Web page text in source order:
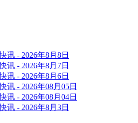
讯 - 2026年8月8日
讯 - 2026年8月7日
讯 - 2026年8月6日
讯 - 2026年08月05日
讯 - 2026年08月04日
讯 - 2026年8月3日